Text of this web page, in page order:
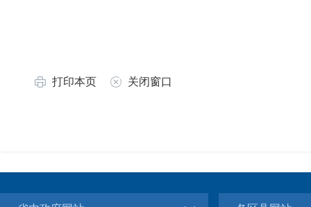
打印本页 关闭窗口